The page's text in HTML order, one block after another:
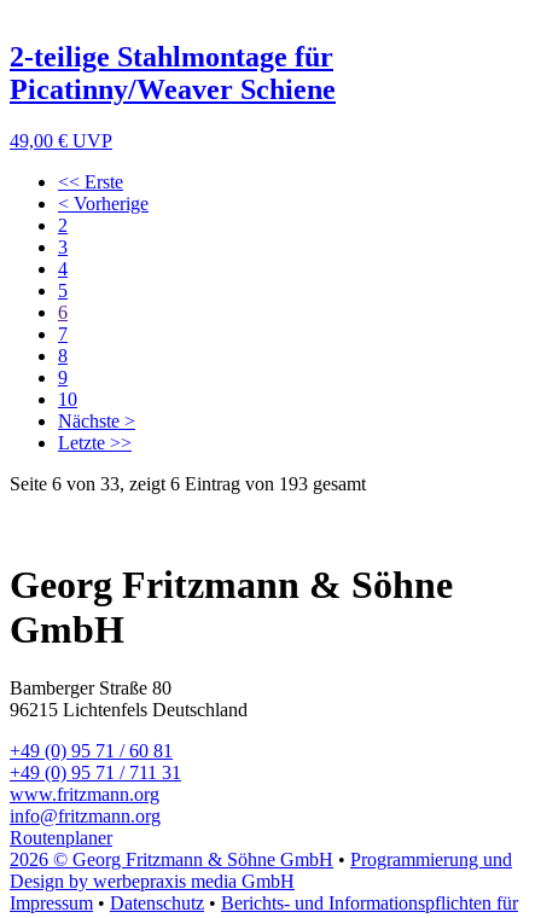
2-teilige Stahlmontage für
Picatinny/Weaver Schiene
49,00 € UVP
<< Erste
< Vorherige
2
3
4
5
6
7
8
9
10
Nächste >
Letzte >>
Seite 6 von 33, zeigt 6 Eintrag von 193 gesamt
Georg Fritzmann & Söhne
GmbH
Bamberger Straße 80
96215 Lichtenfels Deutschland
+49 (0) 95 71 / 60 81
+49 (0) 95 71 / 711 31
www.fritzmann.org
info@fritzmann.org
Routenplaner
2026 © Georg Fritzmann & Söhne GmbH • Programmierung und
Design by werbepraxis media GmbH
Impressum • Datenschutz • Berichts- und Informationspflichten für